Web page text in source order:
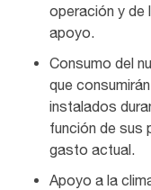
operación y de
apoyo.
Consumo del
que
instalados
función de sus
gasto actual.
Apoyo a la